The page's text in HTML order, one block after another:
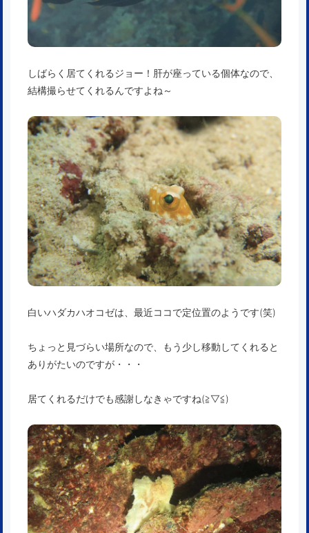
しばらく居てくれるジョー！肝が座っている個体なので、
結構撮らせてくれるんですよね～
白いハダカハオコゼは、最近ココで定位置のようです(笑)
ちょっと見づらい場所なので、もう少し移動してくれると
ありがたいのですが・・・
居てくれるだけでも感謝しなきゃですね(≧▽≦)